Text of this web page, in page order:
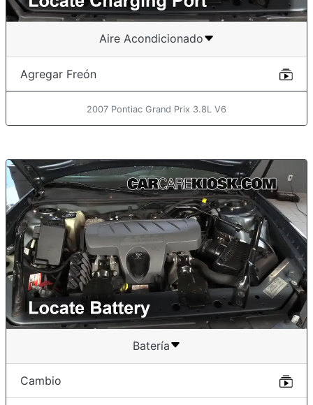
Aire Acondicionado
Agregar Freón
2007 Pontiac Grand Prix 3.8L V6
Batería
Cambio